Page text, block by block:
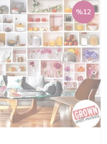
%12